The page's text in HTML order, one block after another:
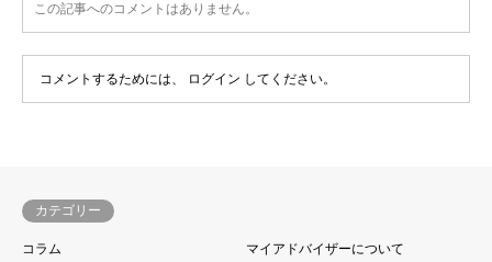
この記事へのコメントはありません。
コメントするためには、 ログイン してください。
カテゴリー
コラム
マイアドバイザーについて